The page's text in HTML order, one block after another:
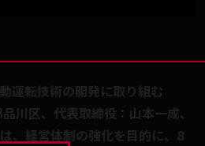
運転技術の開発に取り組む
川区、代表取締役：山本一成、
、経営体制の強化を目的に、8